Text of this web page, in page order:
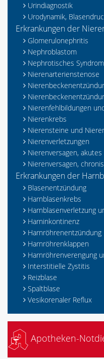
Urindiagnostik
Urodynamik,
Erkrankungen der
Glomerulonephritis
Nephroblastom
Nephrotisches Syndrom
Nierenarterienstenose
Nierenfehlbildungen
Nierenkrebs
Nierensteine und
Nierenverletzungen
Nierenversagen, akutes
Nierenversagen,
Erkrankungen der
Blasenentzündung
Harnblasenkrebs
Harnblasenverletzung
Harninkontinenz
Harnröhrenentzündung
Harnröhrenklappen
Harnröhrenverengung
Interstitielle Zystitis
Reizblase
Spaltblase
Vesikorenaler Reflux
Apotheken-